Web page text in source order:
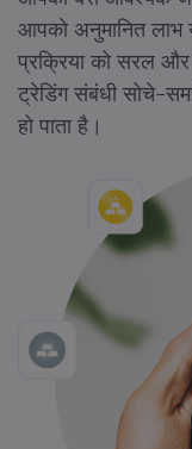
आपको अनुमानित लाभ
प्रक्रिया को सरल
ट्रेडिंग संबंधी सोचे-
हो पाता है।